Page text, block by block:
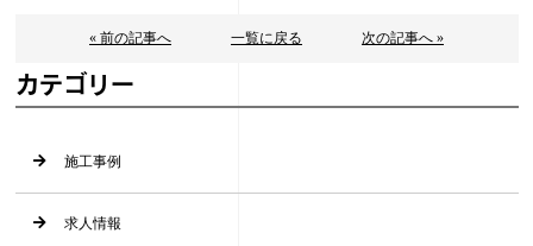
« 前の記事へ 一覧に戻る 次の記事へ »
カテゴリー
施工事例
求人情報